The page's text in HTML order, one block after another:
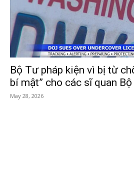
Bộ Tư pháp kiện vì bị từ
bí mật” cho các sĩ quan
May 28, 2026